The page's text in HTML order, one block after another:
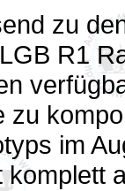
zu
R1
zu
im